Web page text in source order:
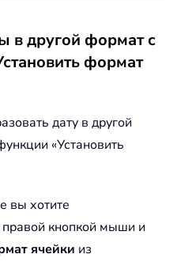
в другой формат с
формат
дату в другой
«Установить
вы хотите
кнопкой мыши и
ячейки из